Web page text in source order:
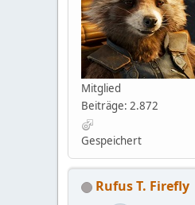
Mitglied
Beiträge: 2.872
Gespeichert
Rufus T. Firefly